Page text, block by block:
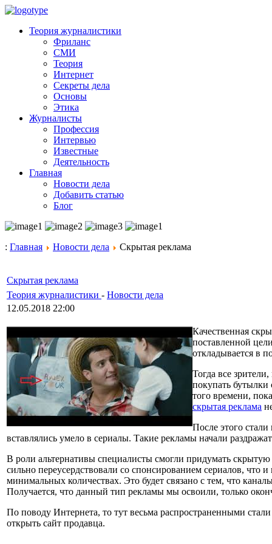
Теория журналистики
Фриланс
СМИ
Теория
Интернет
Секреты дела
Основы
Этика
Журналисты
Профессия
Интервью
Известные
Деятельность
Главная
Новости дела
Добавить статью
Блог
: Главная Новости дела Скрытая реклама
Скрытая реклама
Теория журналистики - Новости дела
12.05.2018 22:00
Качественная
поставленной
откладывается в
Тогда все
покупать бутылки
того времени,
скрытая реклама
После этого
вставлялись умело в сериалы. Такие рекламы начали
В роли альтернативы специалисты смогли придумать
сильно переусердствовали со спонсированием сериалов, что
минимальных количествах. Это будет связано с тем, что
Получается, что данный тип рекламы мы освоили, только
По поводу Интернета, то тут весьма распространенными
открыть сайт продавца.